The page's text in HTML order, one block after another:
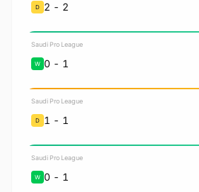
2 - 2
D
Saudi Pro League
1 - 0
W
Saudi Pro League
1 - 1
D
Saudi Pro League
1 - 0
W